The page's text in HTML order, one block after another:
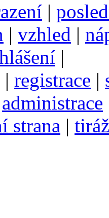
|
| vzhled |
|
| registrace |
administrace
strana | tiráž